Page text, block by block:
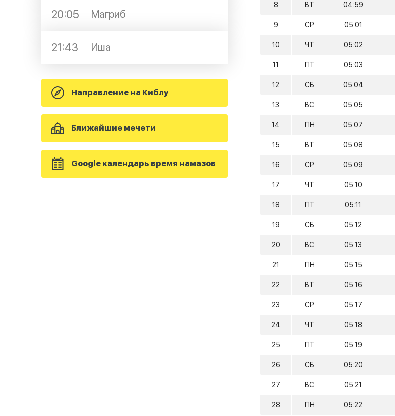
20:05 Магриб
21:43 Иша
Направление на Киблу
Ближайшие мечети
Google календарь время намазов
8 ВТ 04:59
9 СР 05:01
10 ЧТ 05:02
11 ПТ 05:03
12 СБ 05:04
13 ВС 05:05
14 ПН 05:07
15 ВТ 05:08
16 СР 05:09
17 ЧТ 05:10
18 ПТ 05:11
19 СБ 05:12
20 ВС 05:13
21 ПН 05:15
22 ВТ 05:16
23 СР 05:17
24 ЧТ 05:18
25 ПТ 05:19
26 СБ 05:20
27 ВС 05:21
28 ПН 05:22